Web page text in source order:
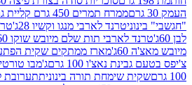
ממרח תמרים 450 גרם קליית גת
שקית
טרנד לארבי מנגו וקשיו 28ג'
טרנד לארבי
לארבי תות שלם מיובש שוקו 60ג'
טרנד
מארז ממתקים שקית הפתעה טסה
נאצ'ו 100 גרם
ג'מבו טורטילה צ'יפס
שימחת תורה בינוניתתערובת להכנת צ'ורוס